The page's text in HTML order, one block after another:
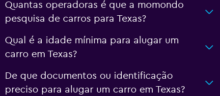
Quantas operadoras é que a momondo
pesquisa de carros para Texas?
Qual é a idade mínima para alugar um
carro em Texas?
De que documentos ou identificação
preciso para alugar um carro em Texas?